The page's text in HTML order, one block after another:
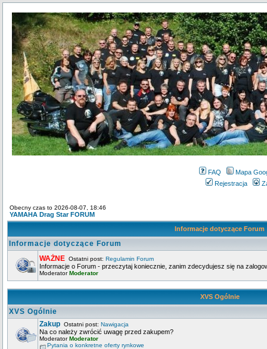
FAQ
Mapa
Rejestracja
Obecny czas to 2026-08-07, 18:46
YAMAHA Drag Star FORUM
Informacje dotyczące Forum
Informacje dotyczące Forum
WAŻNE Ostatni post: Regulamin Forum
Informacje o Forum - przeczytaj koniecznie, zanim zdecydujesz się na
ModeratorModerator
XVS Ogólnie
XVS Ogólnie
Zakup Ostatni post: Nawigacja
Na co należy zwrócić uwagę przed zakupem?
ModeratorModerator
Pytania o konkretne oferty rynkowe